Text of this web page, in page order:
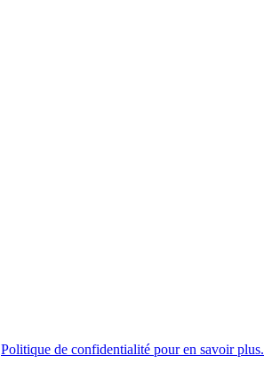
Politique de confidentialité pour en savoir plus.